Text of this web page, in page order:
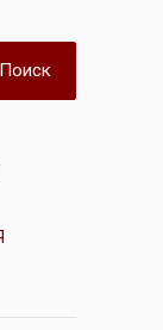
Поиск